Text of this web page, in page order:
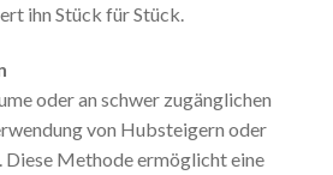
ihn Stück für Stück.
oder an schwer zugänglichen
von Hubsteigern oder
Diese Methode ermöglicht eine